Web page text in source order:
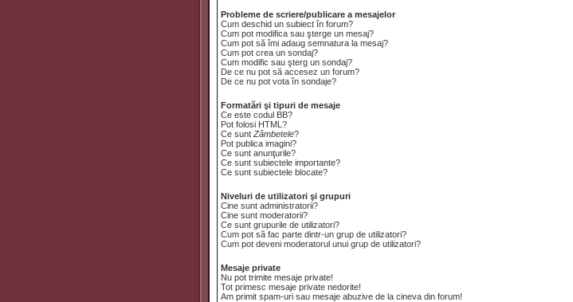
Probleme de scriere/publicare a mesajelor
Cum deschid un subiect în forum?
Cum pot modifica sau şterge un mesaj?
Cum pot să îmi adaug semnatura la mesaj?
Cum pot crea un sondaj?
Cum modific sau şterg un sondaj?
De ce nu pot să accesez un forum?
De ce nu pot vota în sondaje?
Formatări şi tipuri de mesaje
Ce este codul BB?
Pot folosi HTML?
Ce sunt Zâmbetele?
Pot publica imagini?
Ce sunt anunţurile?
Ce sunt subiectele importante?
Ce sunt subiectele blocate?
Niveluri de utilizatori şi grupuri
Cine sunt administratorii?
Cine sunt moderatorii?
Ce sunt grupurile de utilizatori?
Cum pot să fac parte dintr-un grup de utilizatori?
Cum pot deveni moderatorul unui grup de utilizatori?
Mesaje private
Nu pot trimite mesaje private!
Tot primesc mesaje private nedorite!
Am primit spam-uri sau mesaje abuzive de la cineva din forum!